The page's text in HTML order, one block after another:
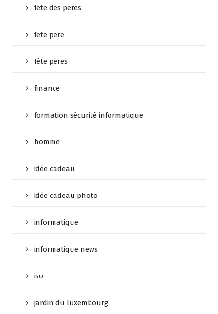
fete des peres
fete pere
fête pères
finance
formation sécurité informatique
homme
idée cadeau
idée cadeau photo
informatique
informatique news
iso
jardin du luxembourg